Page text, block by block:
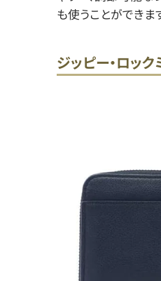
も使うことができま
ジッピー・ロック